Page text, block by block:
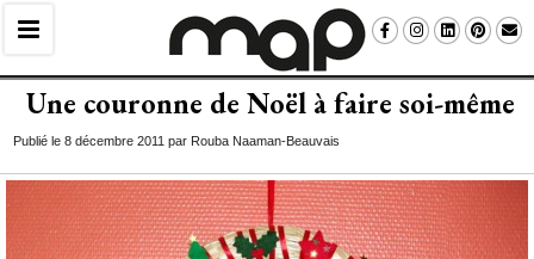
Une couronne de Noël à faire soi-même
Publié le 8 décembre 2011 par Rouba Naaman-Beauvais